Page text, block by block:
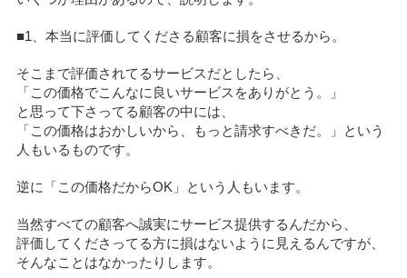
■1、本当に評価してくださる顧客に損をさせるから。
そこまで評価されてるサービスだとしたら、
「この価格でこんなに良いサービスをありがとう。」
と思って下さってる顧客の中には、
「この価格はおかしいから、もっと請求すべきだ。」という
人もいるものです。
逆に「この価格だからOK」という人もいます。
当然すべての顧客へ誠実にサービス提供するんだから、
評価してくださってる方に損はないように見えるんですが、
そんなことはなかったりします。